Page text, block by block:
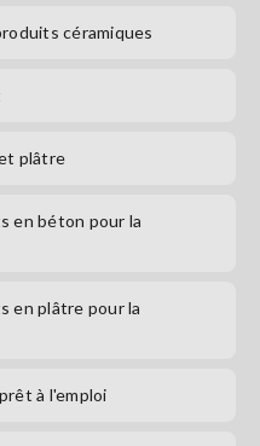
céramiques
plâtre
en béton pour la
en plâtre pour la
à l'emploi